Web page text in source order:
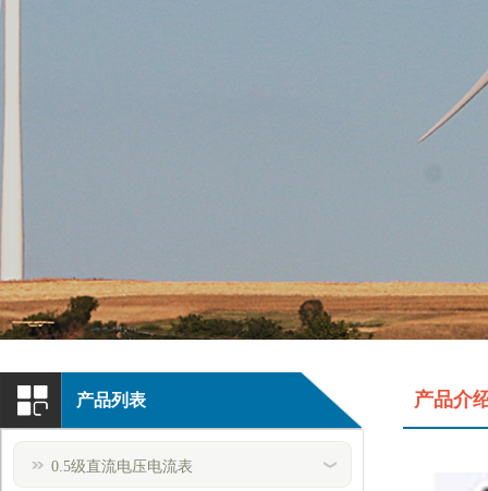
产品列表
0.5级直流电压电流表
产品介